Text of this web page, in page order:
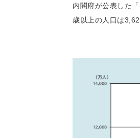
内閣府が公表した
歳以上の人口は